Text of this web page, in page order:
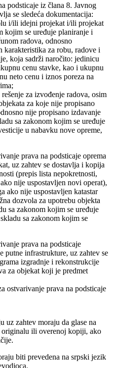
podsticaje iz člana 8. Javnog
se sledeća dokumentacija:
i/ili idejni projekat i/ili projekat
kojim se uređuje planiranje i
radova, odnosno
za robu, radove i
koja sadrži naročito: jedinicu
cenu stavke, kao i ukupnu
neto cenu i iznos poreza na
za izvođenje radova, osim
za koje nije propisano
nije propisano izdavanje
sa zakonom kojim se uređuje
u nabavku nove opreme,
prava na podsticaje oprema
uz zahtev se dostavlja i kopija
(prepis lista nepokretnosti,
nije uspostavljen novi operat),
ako nije uspostavljen katastar
dozvola za upotrebu objekta
sa zakonom kojim se uređuje
sa zakonom kojim se
prava na podsticaje
putne infrastrukture, uz zahtev se
izgradnje i rekonstrukcije
za objekat koji je predmet
ostvarivanje prava na podsticaje
uz zahtev moraju da glase na
originalu ili overenoj kopiji, ako
biti prevedena na srpski jezik